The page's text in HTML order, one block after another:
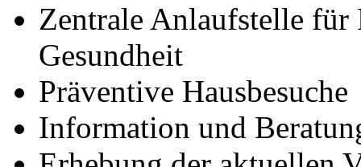
Zentrale Anlaufstelle für
Gesundheit
Präventive Hausbesuche
Information und